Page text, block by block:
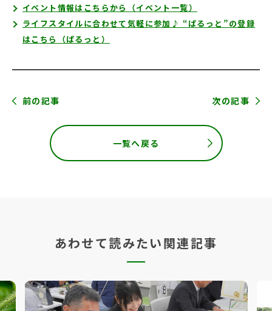
イベント情報はこちらから（イベント一覧）
ライフスタイルに合わせて気軽に参加♪ “ぱるっと”の登録
はこちら（ぱるっと）
前の記事 次の記事
一覧へ戻る
あわせて読みたい関連記事